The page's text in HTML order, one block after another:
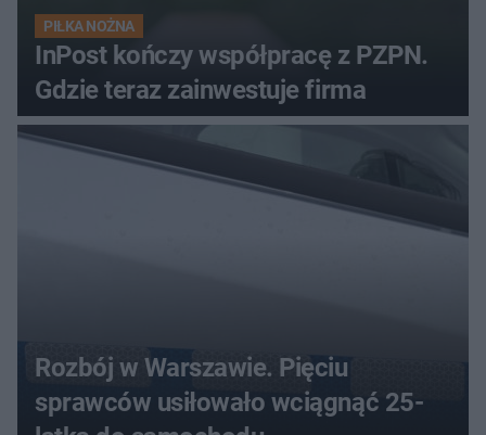
PIŁKA NOŻNA
InPost kończy współpracę z PZPN.
Gdzie teraz zainwestuje firma
Rozbój w Warszawie. Pięciu
sprawców usiłowało wciągnąć 25-